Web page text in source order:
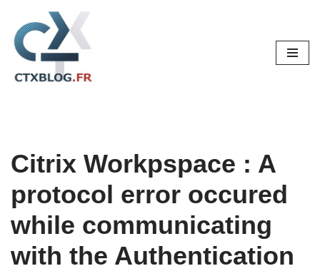
Skip
to
content
Citrix Workpspace : A
protocol error occured
while communicating
with the Authentication